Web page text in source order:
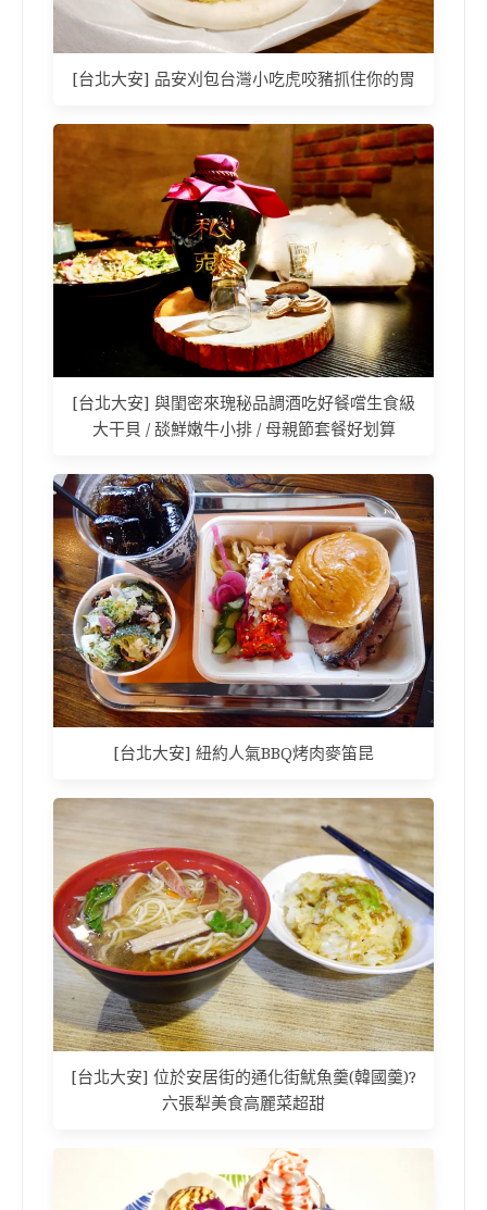
[台北大安] 品安刈包台灣小吃虎咬豬抓住你的胃
[台北大安] 與閨密來瑰秘品調酒吃好餐嚐生食級
大干貝 / 舕鮮嫩牛小排 / 母親節套餐好划算
[台北大安] 紐約人氣BBQ烤肉麥笛昆
[台北大安] 位於安居街的通化街魷魚羹(韓國羹)?
六張犁美食高麗菜超甜